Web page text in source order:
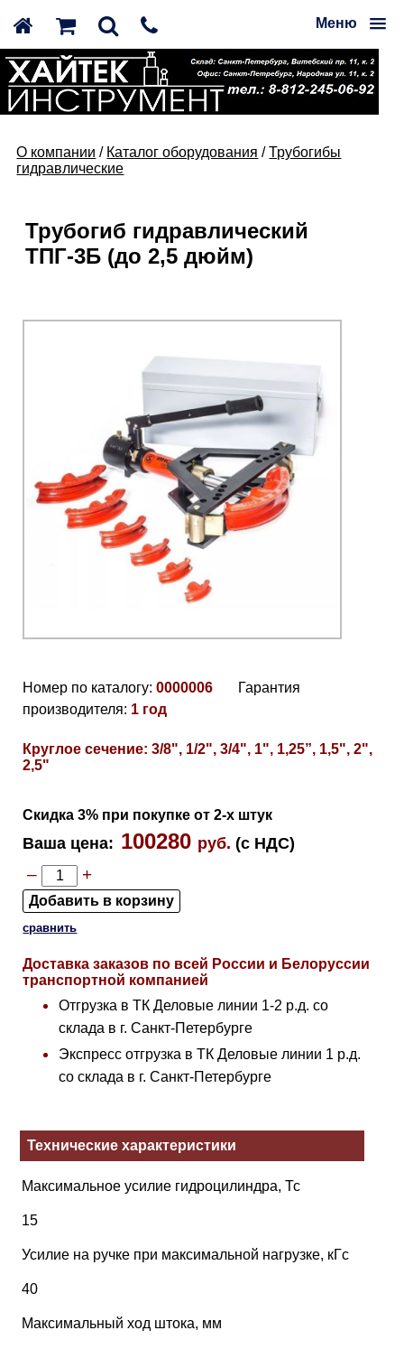
Меню
О компании / Каталог оборудования /Трубогибы
гидравлические
Трубогиб гидравлический
ТПГ-3Б (до 2,5 дюйм)
Номер по каталогу: 0000006
Гарантия
производителя: 1 год
Круглое сечение: 3/8", 1/2", 3/4", 1", 1,25”, 1,5", 2",
2,5"
Скидка 3% при покупке от 2-х штук
Ваша цена: 100280 руб.(с НДС)
– +
сравнить
Доставка заказов по всей России и Белоруссии
транспортной компанией
Отгрузка в ТК Деловые линии 1-2 р.д. со
склада в г. Санкт-Петербурге
Экспресс отгрузка в ТК Деловые линии 1 р.д.
со склада в г. Санкт-Петербурге
Технические характеристики
Максимальное усилие гидроцилиндра, Тс
15
Усилие на ручке при максимальной нагрузке, кГс
40
Максимальный ход штока, мм